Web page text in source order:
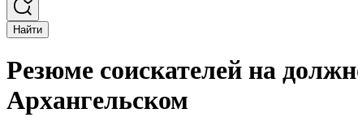
Найти
Резюме соискателей на
Архангельском